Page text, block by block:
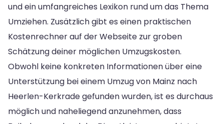
und ein umfangreiches Lexikon rund um das Thema
Umziehen. Zusätzlich gibt es einen praktischen
Kostenrechner auf der Webseite zur groben
Schätzung deiner möglichen Umzugskosten.
Obwohl keine konkreten Informationen über eine
Unterstützung bei einem Umzug von Mainz nach
Heerlen-Kerkrade gefunden wurden, ist es durchaus
möglich und naheliegend anzunehmen, dass